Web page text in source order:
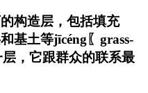
构造层，包括填充
基土等jīcéng〖grass-
，它跟群众的联系最